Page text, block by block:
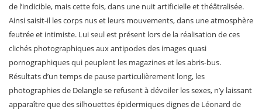
de l’indicible, mais cette fois, dans une nuit artificielle et théâtralisée.
Ainsi saisit-il les corps nus et leurs mouvements, dans une atmosphère
feutrée et intimiste. Lui seul est présent lors de la réalisation de ces
clichés photographiques aux antipodes des images quasi
pornographiques qui peuplent les magazines et les abris-bus.
Résultats d’un temps de pause particulièrement long, les
photographies de Delangle se refusent à dévoiler les sexes, n’y laissant
apparaître que des silhouettes épidermiques dignes de Léonard de